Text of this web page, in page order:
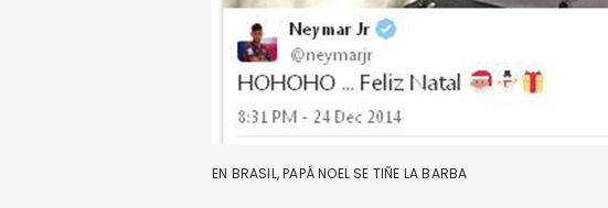
EN BRASIL, PAPÁ NOEL SE TIÑE LA BARBA